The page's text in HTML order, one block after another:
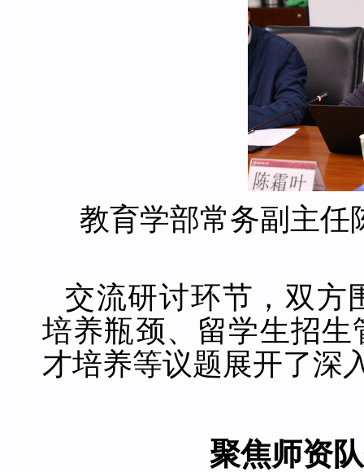
教育学部常务副主任
交流研讨环节，双方
培养瓶颈、留学生招
才培养等议题展开了深
聚焦师资